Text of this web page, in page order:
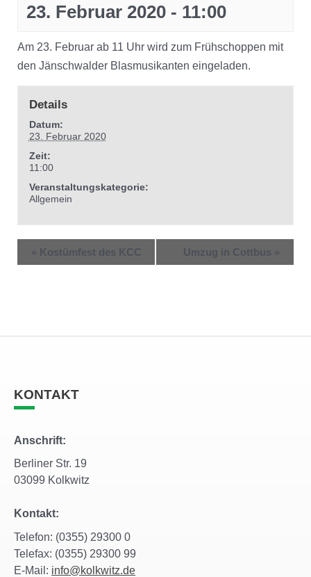
23. Februar 2020 - 11:00
Am 23. Februar ab 11 Uhr wird zum Frühschoppen mit
den Jänschwalder Blasmusikanten eingeladen.
Details
Datum:
23. Februar 2020
Zeit:
11:00
Veranstaltungskategorie:
Allgemein
« Kostümfest des KCC Umzug in Cottbus »
KONTAKT
Anschrift:
Berliner Str. 19
03099 Kolkwitz
Kontakt:
Telefon: (0355) 29300 0
Telefax: (0355) 29300 99
E-Mail: info@kolkwitz.de